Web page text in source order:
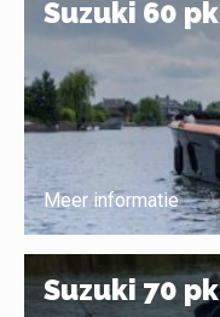
Suzuki 60 pk
Meer informatie
Suzuki 70 pk